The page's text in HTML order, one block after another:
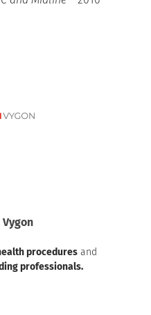
procedures and
professionals.